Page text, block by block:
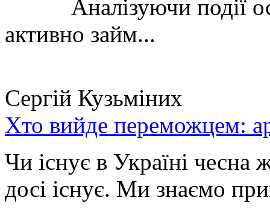
Аналізуючи події
активно займ...
Сергій Кузьміних
Хто вийде переможцем:
Чи існує в Україні чесна
досі існує. Ми знаємо